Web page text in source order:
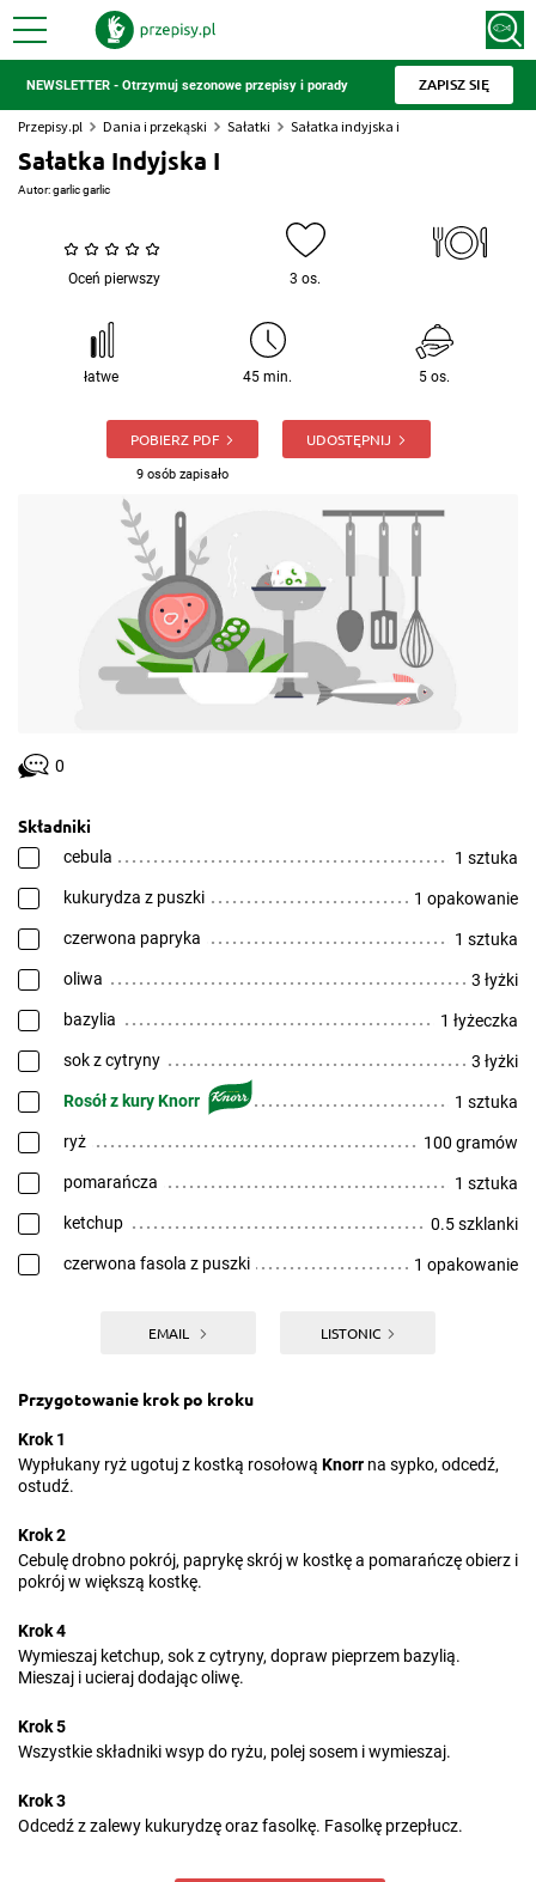
NEWSLETTER - Otrzymuj sezonowe przepisy i porady ZAPISZ SIĘ
Przepisy.pl Dania i przekąski Sałatki Sałatka indyjska i
Sałatka Indyjska I
Autor:garlic garlic
Oceń pierwszy 3 os.
łatwe 45 min. 5 os.
POBIERZ PDF
9 osób zapisało
UDOSTĘPNIJ
0
Składniki
cebula 1 sztuka
kukurydza z puszki 1 opakowanie
czerwona papryka 1 sztuka
oliwa 3 łyżki
bazylia 1 łyżeczka
sok z cytryny 3 łyżki
Rosół z kury Knorr 1 sztuka
ryż 100 gramów
pomarańcza 1 sztuka
ketchup 0.5 szklanki
czerwona fasola z puszki 1 opakowanie
EMAIL LISTONIC
Przygotowanie krok po kroku
Krok 1
Wypłukany ryż ugotuj z kostką rosołową Knorr na sypko, odcedź,
ostudź.
Krok 2
Cebulę drobno pokrój, paprykę skrój w kostkę a pomarańczę obierz i
pokrój w większą kostkę.
Krok 4
Wymieszaj ketchup, sok z cytryny, dopraw pieprzem bazylią.
Mieszaj i ucieraj dodając oliwę.
Krok 5
Wszystkie składniki wsyp do ryżu, polej sosem i wymieszaj.
Krok 3
Odcedź z zalewy kukurydzę oraz fasolkę. Fasolkę przepłucz.